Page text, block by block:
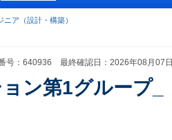
ア（設計・構築）
号：640936 最終確認日：2026年08月07日
ン第1グループ_